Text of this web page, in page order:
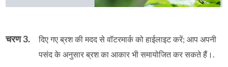
चरण 3.
दिए गए ब्रश की मदद से वॉटरमार्क को हाईलाइट करें; आप अपनी
पसंद के अनुसार ब्रश का आकार भी समायोजित कर सकते हैं।.